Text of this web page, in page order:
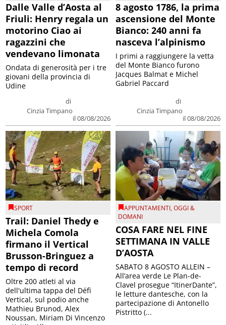
Dalle Valle d’Aosta al
Friuli: Henry regala un
motorino Ciao ai
ragazzini che
vendevano limonata
di
Cinzia Timpano
il 08/08/2026
Ondata di generosità per i tre
giovani della provincia di
Udine
8 agosto 1786, la prima
ascensione del Monte
Bianco: 240 anni fa
nasceva l’alpinismo
di
Cinzia Timpano
il 08/08/2026
I primi a raggiungere la vetta
del Monte Bianco furono
Jacques Balmat e Michel
Gabriel Paccard
SPORT
Trail: Daniel Thedy e
Michela Comola
firmano il Vertical
Brusson-Bringuez a
tempo di record
Oltre 200 atleti al via
dell'ultima tappa del Défì
Vertical, sul podio anche
Mathieu Brunod, Alex
Noussan, Miriam Di Vincenzo
APPUNTAMENTI,OGGI &
DOMANI
COSA FARE NEL FINE
SETTIMANA IN VALLE
D’AOSTA
SABATO 8 AGOSTO ALLEIN –
All’area verde Le Plan-de-
Clavel prosegue “ItinerDante”,
le letture dantesche, con la
partecipazione di Antonello
Pistritto (...